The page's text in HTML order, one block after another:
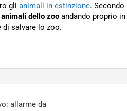
gli animali in estinzione.
animali dello zoo andando proprio
salvare lo zoo.
allarme da